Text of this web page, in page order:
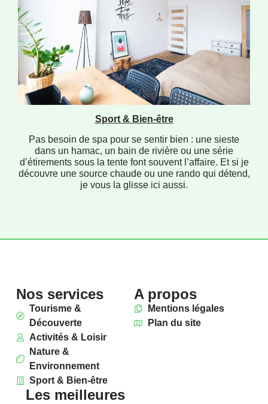
Sport & Bien-être
Pas besoin de spa pour se sentir bien : une sieste
dans un hamac, un bain de rivière ou une série
d’étirements sous la tente font souvent l’affaire. Et si je
découvre une source chaude ou une rando qui détend,
je vous la glisse ici aussi.
Nos services
Tourisme &
Découverte
Activités & Loisir
Nature &
Environnement
Sport & Bien-être
A propos
Mentions légales
Plan du site
Les meilleures